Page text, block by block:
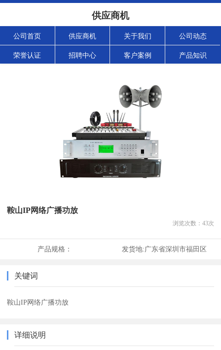
供应商机
公司首页 供应商机 关于我们 公司动态
荣誉认证 招聘中心 客户案例 产品知识
鞍山IP网络广播功放
浏览次数： 43次
产品规格： 发货地:广东省深圳市福田区
关键词
鞍山IP网络广播功放
详细说明